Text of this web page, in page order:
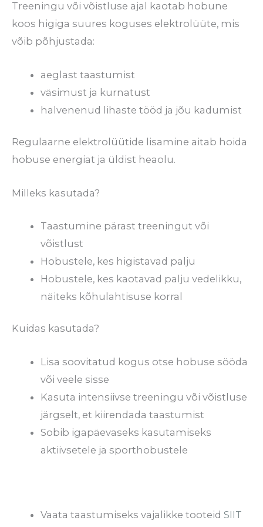
Treeningu või võistluse ajal kaotab hobune
koos higiga suures koguses elektrolüüte, mis
võib põhjustada:
aeglast taastumist
väsimust ja kurnatust
halvenenud lihaste tööd ja jõu kadumist
Regulaarne elektrolüütide lisamine aitab hoida
hobuse energiat ja üldist heaolu.
Milleks kasutada?
Taastumine pärast treeningut või
võistlust
Hobustele, kes higistavad palju
Hobustele, kes kaotavad palju vedelikku,
näiteks kõhulahtisuse korral
Kuidas kasutada?
Lisa soovitatud kogus otse hobuse sööda
või veele sisse
Kasuta intensiivse treeningu või võistluse
järgselt, et kiirendada taastumist
Sobib igapäevaseks kasutamiseks
aktiivsetele ja sporthobustele
Vaata taastumiseks vajalikke tooteidSIIT